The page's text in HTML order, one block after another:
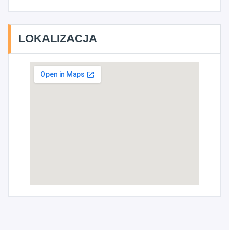
LOKALIZACJA